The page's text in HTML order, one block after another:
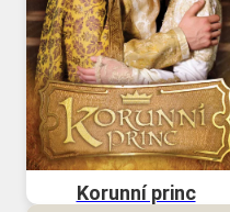
Korunní princ